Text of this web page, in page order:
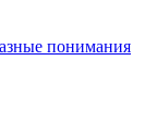
понимания